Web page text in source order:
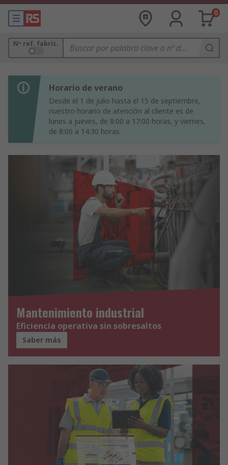
0
Nº ref. fabric.
Horario de verano
Desde el 1 de julio hasta el 15 de septiembre,
nuestro horario de atención al cliente es de
lunes a jueves, de 8:00 a 17:00 horas, y viernes,
de 8:00 a 14:30 horas.
Mantenimiento industrial
Eficiencia operativa sin sobresaltos
Saber más